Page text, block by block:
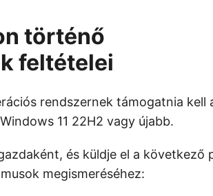
történő
feltételei
rendszernek támogatnia kell
11 22H2 vagy újabb.
és küldje el a következő
megismeréséhez: